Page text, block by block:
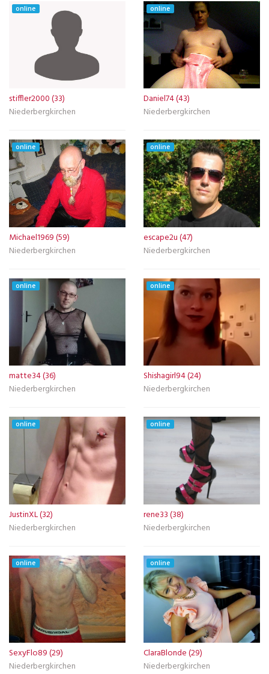
online
stiffler2000 (33)
Niederbergkirchen
online
Daniel74 (43)
Niederbergkirchen
online
Michael1969 (59)
Niederbergkirchen
online
escape2u (47)
Niederbergkirchen
online
matte34 (36)
Niederbergkirchen
online
Shishagirl94 (24)
Niederbergkirchen
online
JustinXL (32)
Niederbergkirchen
online
rene33 (38)
Niederbergkirchen
online
SexyFlo89 (29)
Niederbergkirchen
online
ClaraBlonde (29)
Niederbergkirchen